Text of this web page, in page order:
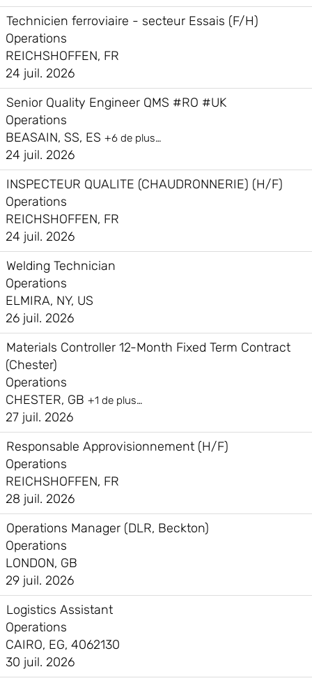
Technicien ferroviaire - secteur Essais (F/H)
Operations
REICHSHOFFEN, FR
24 juil. 2026
Senior Quality Engineer QMS #RO #UK
Operations
BEASAIN, SS, ES +6 de plus…
24 juil. 2026
INSPECTEUR QUALITE (CHAUDRONNERIE) (H/F)
Operations
REICHSHOFFEN, FR
24 juil. 2026
Welding Technician
Operations
ELMIRA, NY, US
26 juil. 2026
Materials Controller 12-Month Fixed Term Contract
(Chester)
Operations
CHESTER, GB +1 de plus…
27 juil. 2026
Responsable Approvisionnement (H/F)
Operations
REICHSHOFFEN, FR
28 juil. 2026
Operations Manager (DLR, Beckton)
Operations
LONDON, GB
29 juil. 2026
Logistics Assistant
Operations
CAIRO, EG, 4062130
30 juil. 2026